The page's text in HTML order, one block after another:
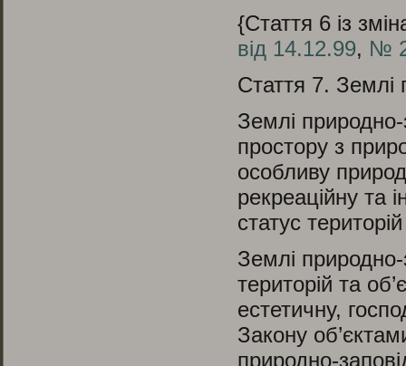
{Стаття 6 із
від 14.12.99, №
Стаття 7. Землі
Землі природно-
простору з
особливу
рекреаційну та
статус
Землі
територій та
естетичну,
Закону
природно-